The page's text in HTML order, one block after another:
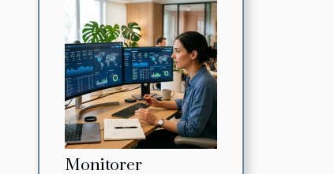
Monitorer